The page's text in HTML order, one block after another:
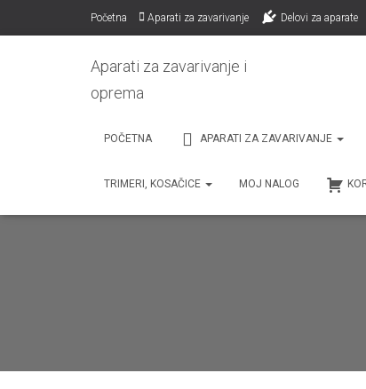
Početna Aparati za zavarivanje Delovi za aparate
Aparati za zavarivanje i
oprema
POČETNA APARATI ZA ZAVARIVANJE
TRIMERI, KOSAČICE MOJ NALOG